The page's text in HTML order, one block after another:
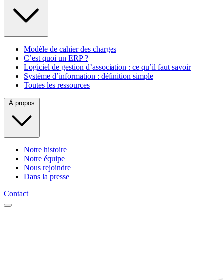
Modèle de cahier des charges
C’est quoi un ERP ?
Logiciel de gestion d’association : ce qu’il faut savoir
Système d’information : définition simple
Toutes les ressources
Notre histoire
Notre équipe
Nous rejoindre
Dans la presse
Contact